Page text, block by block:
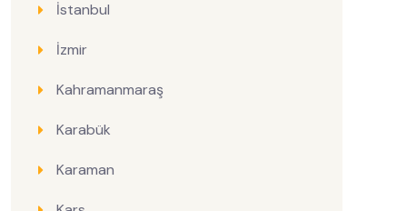
İstanbul
İzmir
Kahramanmaraş
Karabük
Karaman